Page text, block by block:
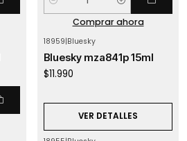
Cantidad
Comprar ahora
18959|Bluesky
Bluesky mza841p 15ml
$11.990
VER DETALLES